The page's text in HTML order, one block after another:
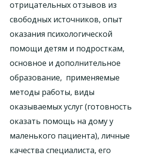
отрицательных отзывов из
свободных источников, опыт
оказания психологической
помощи детям и подросткам,
основное и дополнительное
образование, применяемые
методы работы, виды
оказываемых услуг (готовность
оказать помощь на дому у
маленького пациента), личные
качества специалиста, его